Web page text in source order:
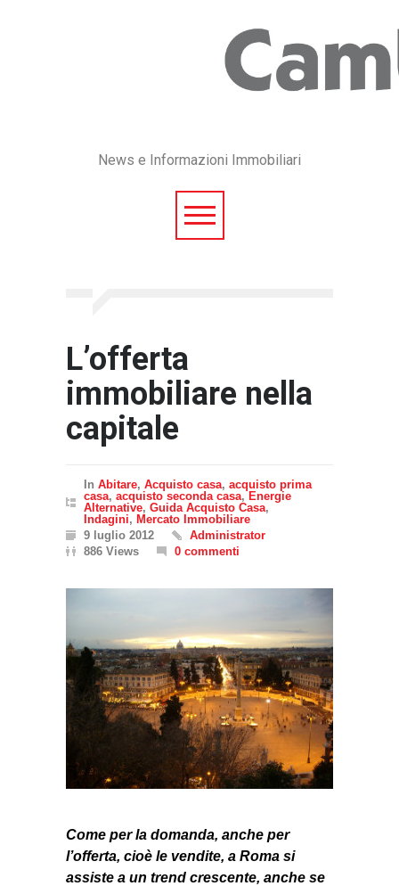
News e Informazioni Immobiliari
L’offerta
immobiliare nella
capitale
In Abitare, Acquisto casa, acquisto prima
casa, acquisto seconda casa, Energie
Alternative, Guida Acquisto Casa,
Indagini, Mercato Immobiliare
9 luglio 2012
Administrator
886 Views
0 commenti
Come per la domanda, anche per
l’offerta, cioè le vendite, a Roma si
assiste a un trend crescente, anche se